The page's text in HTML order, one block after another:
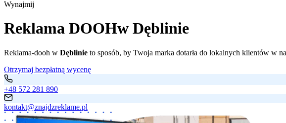
Wynajmij
Reklama DOOHw Dęblinie
Reklama-dooh w Dęblinie to sposób, by Twoja marka dotarła do lokalnych klientów w
Otrzymaj bezpłatną wycenę
+48 572 281 890
kontakt@znajdzreklame.pl